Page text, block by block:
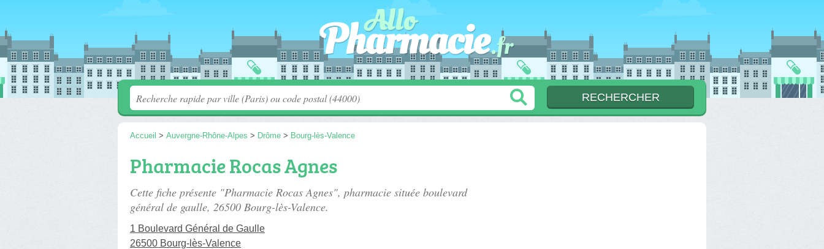
Accueil > Auvergne-Rhône-Alpes > Drôme > Bourg-lès-Valence
Pharmacie Rocas Agnes
Cette fiche présente "Pharmacie Rocas Agnes", pharmacie située boulevard
général de gaulle, 26500 Bourg-lès-Valence.
1 Boulevard Général de Gaulle
26500 Bourg-lès-Valence